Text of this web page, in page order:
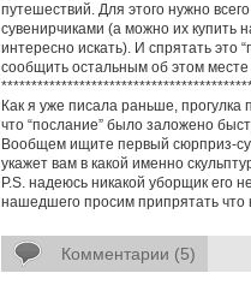
путешествий. Для этого нужно
сувенирчиками (а можно их купить
интересно искать). И спрятать это
сообщить остальным об этом
Как я уже писала раньше,
что “послание” было заложено
Вообщем ищите первый сюрприз-
укажет вам в какой именно
P.S. надеюсь никакой уборщик его
нашедшего просим припрятать
Комментарии (5)